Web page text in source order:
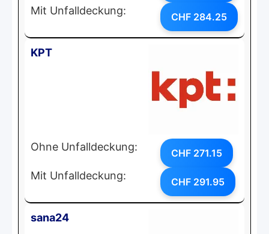
Mit Unfalldeckung: CHF 284.25
KPT
Ohne Unfalldeckung: CHF 271.15
Mit Unfalldeckung: CHF 291.95
sana24